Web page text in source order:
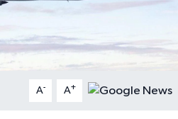
A- A+